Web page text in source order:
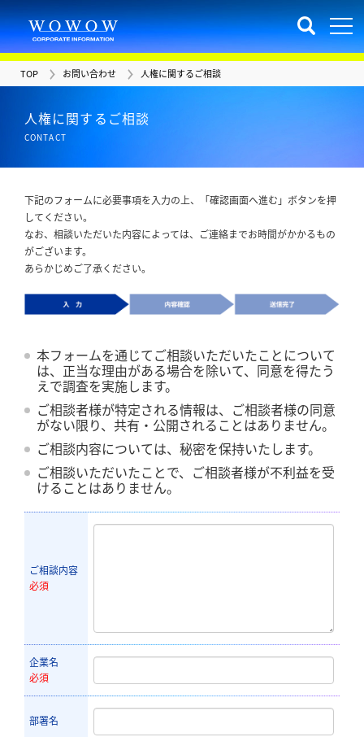
TOP お問い合わせ 人権に関するご相談
人権に関するご相談
CONTACT
下記のフォームに必要事項を入力の上、「確認画面へ進む」ボタンを押
してください。
なお、相談いただいた内容によっては、ご連絡までお時間がかかるもの
がございます。
あらかじめご了承ください。
本フォームを通じてご相談いただいたことについて
は、正当な理由がある場合を除いて、同意を得たう
えで調査を実施します。
ご相談者様が特定される情報は、ご相談者様の同意
がない限り、共有・公開されることはありません。
ご相談内容については、秘密を保持いたします。
ご相談いただいたことで、ご相談者様が不利益を受
けることはありません。
ご相談内容
必須
企業名
必須
部署名